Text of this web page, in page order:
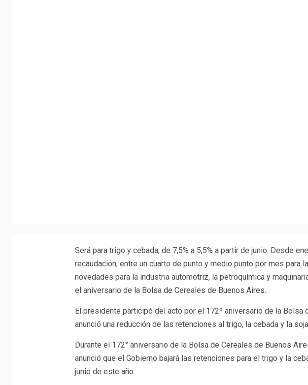
Será para trigo y cebada, de 7,5% a 5,5% a partir de junio. Desde
recaudación, entre un cuarto de punto y medio punto por mes para
novedades para la industria automotriz, la petroquímica y
el aniversario de la Bolsa de Cereales de Buenos Aires.
El presidente participó del acto por el 172º aniversario de la Bolsa
anunció una reducción de las retenciones al trigo, la cebada y la soja
Durante el 172° aniversario de la Bolsa de Cereales de Buenos
anunció que el Gobierno bajará las retenciones para el trigo y la
junio de este año.